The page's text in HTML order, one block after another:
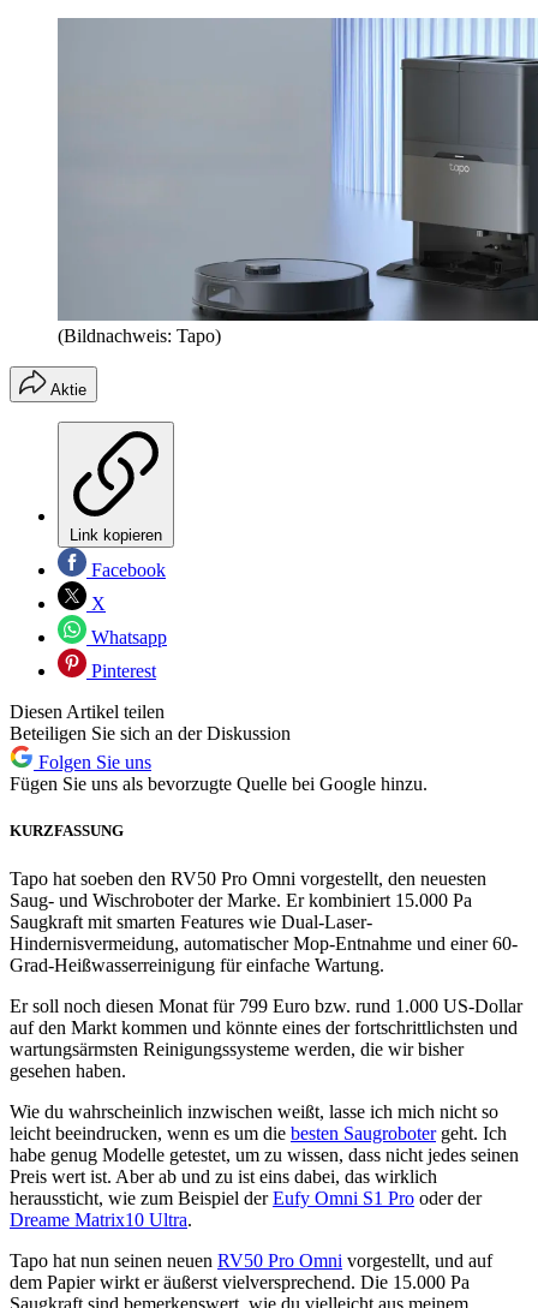
(Bildnachweis: Tapo)
Aktie
Link kopieren
Facebook
X
Whatsapp
Pinterest
Diesen Artikel teilen
Beteiligen Sie sich an der Diskussion
Folgen Sie uns
Fügen Sie uns als bevorzugte Quelle bei Google hinzu.
KURZFASSUNG
Tapo hat soeben den RV50 Pro Omni vorgestellt, den neuesten
Saug- und Wischroboter der Marke. Er kombiniert 15.000 Pa
Saugkraft mit smarten Features wie Dual-Laser-
Hindernisvermeidung, automatischer Mop-Entnahme und einer 60-
Grad-Heißwasserreinigung für einfache Wartung.
Er soll noch diesen Monat für 799 Euro bzw. rund 1.000 US-Dollar
auf den Markt kommen und könnte eines der fortschrittlichsten und
wartungsärmsten Reinigungssysteme werden, die wir bisher
gesehen haben.
Wie du wahrscheinlich inzwischen weißt, lasse ich mich nicht so
leicht beeindrucken, wenn es um die besten Saugrobotergeht. Ich
habe genug Modelle getestet, um zu wissen, dass nicht jedes seinen
Preis wert ist. Aber ab und zu ist eins dabei, das wirklich
heraussticht, wie zum Beispiel derEufy Omni S1 Pro oder der
Dreame Matrix10 Ultra.
Tapo hat nun seinen neuen RV50 Pro Omni vorgestellt, und auf
dem Papier wirkt er äußerst vielversprechend. Die 15.000 Pa
Saugkraft sind bemerkenswert, wie du vielleicht aus meinem